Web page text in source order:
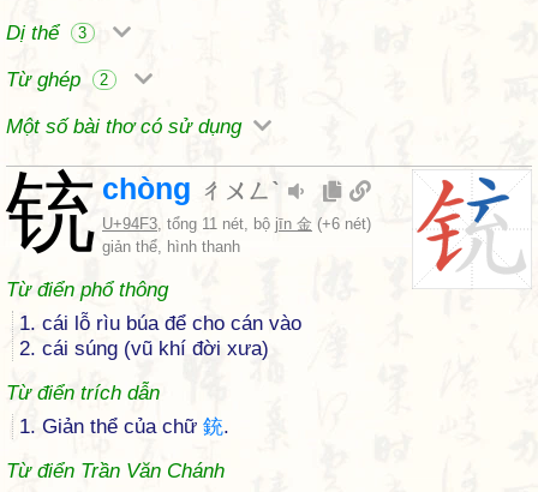
Dị thể 3
Từ ghép 2
Một số bài thơ có sử dụng
铳 chòng ㄔㄨㄥˋ
U+94F3, tổng 11 nét, bộ jīn 金 (+6 nét)
giản thể, hình thanh
Từ điển phổ thông
1. cái lỗ rìu búa để cho cán vào
2. cái súng (vũ khí đời xưa)
Từ điển trích dẫn
1. Giản thể của chữ 銃.
Từ điển Trần Văn Chánh